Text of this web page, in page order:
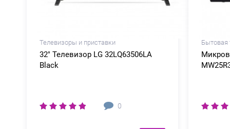
Телевизоры и приставки
32" Телевизор LG 32LQ63506LA
Black
0
Бытовая